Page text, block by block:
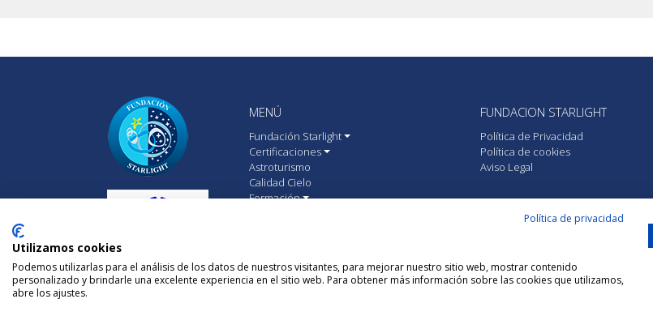
MENÚ
Fundación Starlight
Certificaciones
Astroturismo
Calidad Cielo
Eventos
Consultoría
FUNDACION STARLIGHT
Política de Privacidad
Política de cookies
Política de privacidad
Utilizamos cookies
Podemos utilizarlas para el análisis de los datos de nuestros visitantes, para mejorar nuestro sitio web, mostrar contenido
personalizado y brindarle una excelente experiencia en el sitio web. Para obtener más información sobre las cookies que utilizamos,
abre los ajustes.